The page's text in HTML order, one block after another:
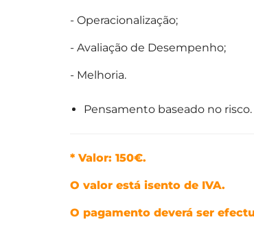
- Operacionalização;
- Avaliação de Desempenho;
- Melhoria.
Pensamento baseado no
* Valor: 150€.
O valor está isento de IVA.
O pagamento deverá ser